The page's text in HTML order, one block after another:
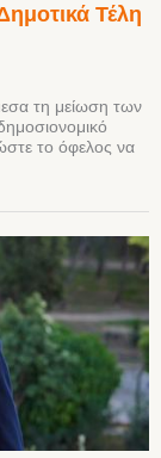
Τέλη
τη μείωση των
το όφελος να